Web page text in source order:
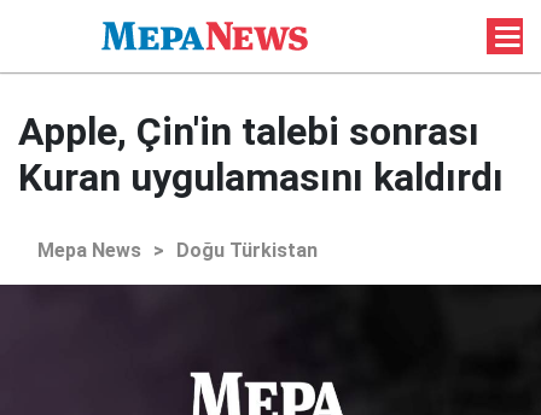
Apple, Çin'in talebi sonrası
Kuran uygulamasını kaldırdı
Mepa News > Doğu Türkistan